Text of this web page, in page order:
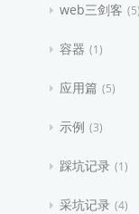
web三剑客 5
容器 1
应用篇 5
示例 3
踩坑记录 1
采坑记录 4